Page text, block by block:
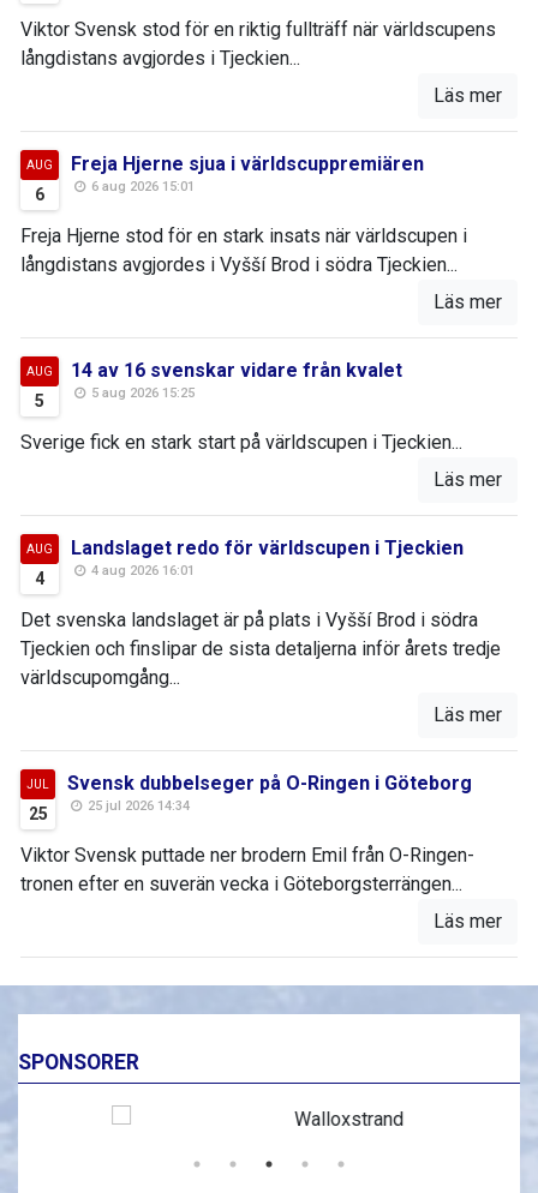
Viktor Svensk stod för en riktig fullträff när världscupens
långdistans avgjordes i Tjeckien...
Läs mer
AUG
6
Freja Hjerne sjua i världscuppremiären
6 aug 2026 15:01
Freja Hjerne stod för en stark insats när världscupen i
långdistans avgjordes i Vyšší Brod i södra Tjeckien...
Läs mer
AUG
5
14 av 16 svenskar vidare från kvalet
5 aug 2026 15:25
Sverige fick en stark start på världscupen i Tjeckien...
Läs mer
AUG
4
Landslaget redo för världscupen i Tjeckien
4 aug 2026 16:01
Det svenska landslaget är på plats i Vyšší Brod i södra
Tjeckien och finslipar de sista detaljerna inför årets tredje
världscupomgång...
Läs mer
JUL
25
Svensk dubbelseger på O-Ringen i Göteborg
25 jul 2026 14:34
Viktor Svensk puttade ner brodern Emil från O-Ringen-
tronen efter en suverän vecka i Göteborgsterrängen...
Läs mer
SPONSORER